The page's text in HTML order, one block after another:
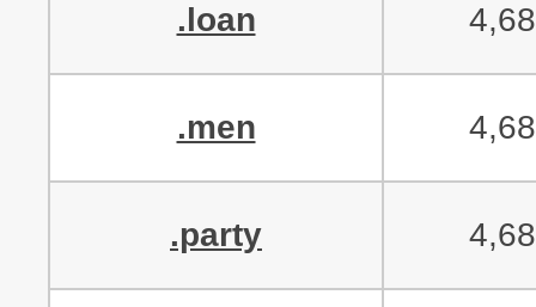
.loan
.men
.party